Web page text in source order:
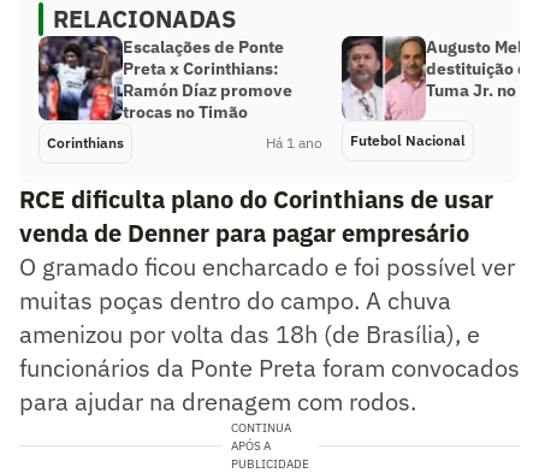
RELACIONADAS
Escalações de Ponte
Preta x Corinthians:
Ramón Díaz promove
trocas no Timão
Corinthians Há 1 ano
Augusto Melo
destituição
Tuma Jr. no
Futebol Nacional
RCE dificulta plano do Corinthians de usar
venda de Denner para pagar empresário
O gramado ficou encharcado e foi possível ver
muitas poças dentro do campo. A chuva
amenizou por volta das 18h (de Brasília), e
funcionários da Ponte Preta foram convocados
para ajudar na drenagem com rodos.
CONTINUA
APÓS A
PUBLICIDADE